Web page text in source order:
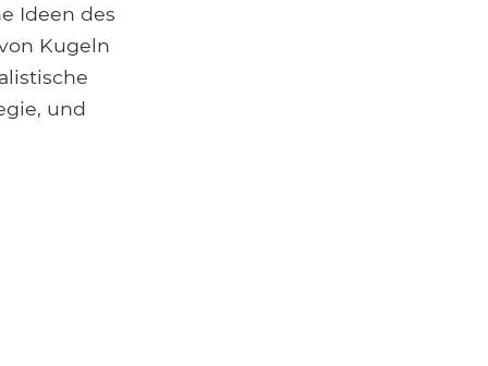
Ideen des
Kugeln
und